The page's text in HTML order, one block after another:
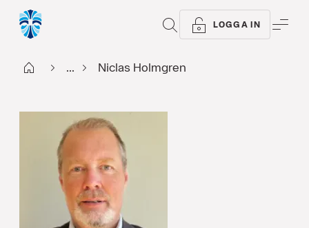
SÖK LOGGA IN
Start ... Niclas Holmgren